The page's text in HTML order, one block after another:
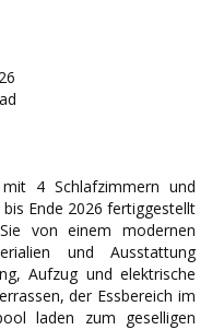
4 Schlafzimmern und
Ende 2026 fertiggestellt
von einem modernen
und Ausstattung
Aufzug und elektrische
der Essbereich im
laden zum geselligen